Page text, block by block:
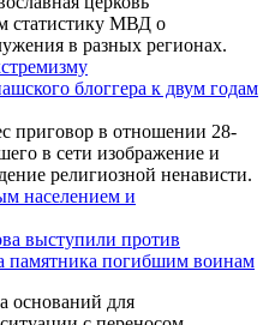
статистику МВД о
в разных регионах.
блоггера к двум годам
приговор в отношении 28-
в сети изображение и
религиозной ненависти.
населением и
выступили против
памятника погибшим воинам
оснований для